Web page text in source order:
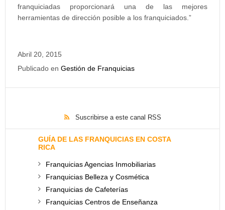
franquiciadas proporcionará una de las mejores
herramientas de dirección posible a los franquiciados.”
Abril 20, 2015
Publicado en Gestión de Franquicias
Suscribirse a este canal RSS
GUÍA DE LAS FRANQUICIAS EN COSTA
RICA
Franquicias Agencias Inmobiliarias
Franquicias Belleza y Cosmética
Franquicias de Cafeterías
Franquicias Centros de Enseñanza